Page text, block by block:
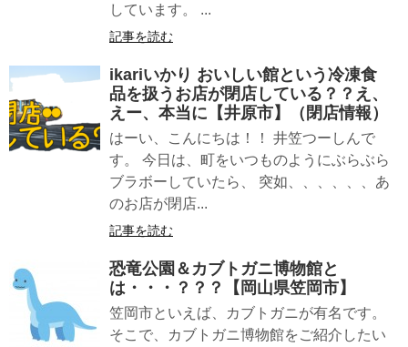
しています。 ...
記事を読む
ikariいかり おいしい館という冷凍食
品を扱うお店が閉店している？？え、
えー、本当に【井原市】（閉店情報）
はーい、こんにちは！！ 井笠つーしんで
す。 今日は、町をいつものようにぶらぶら
ブラボーしていたら、 突如、、、、、、あ
のお店が閉店...
記事を読む
恐竜公園＆カブトガニ博物館と
は・・・？？？【岡山県笠岡市】
笠岡市といえば、カブトガニが有名です。
そこで、カブトガニ博物館をご紹介したい